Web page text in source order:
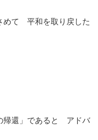
めて 平和を取り戻した
帰還」であると アドバ